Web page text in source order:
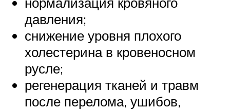
давления;
снижение уровня плохого
холестерина в кровеносном
русле;
регенерация тканей и травм
после перелома, ушибов,